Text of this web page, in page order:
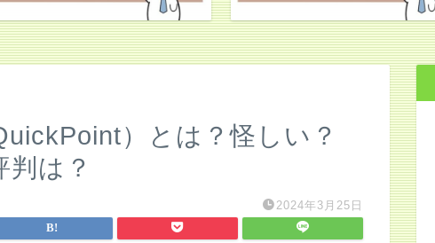
）とは？怪しい？
は？
2024年3月25日